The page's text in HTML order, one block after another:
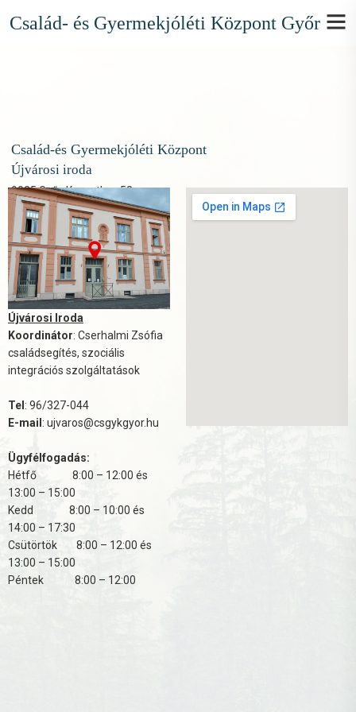
Család- és Gyermekjóléti Központ Győr
Család-és Gyermekjóléti Központ
Újvárosi iroda
9025 Győr, Kossuth u. 58.
Újvárosi Iroda
Koordinátor: Cserhalmi Zsófia
családsegítés, szociális
integrációs szolgáltatások
Tel : 96/327-044
E-mail : ujvaros@csgykgyor.hu
Ügyfélfogadás:
Hétfő 8:00 – 12:00 és
13:00 – 15:00
Kedd 8:00 – 10:00 és
14:00 – 17:30
Csütörtök 8:00 – 12:00 és
13:00 – 15:00
Péntek 8:00 – 12:00